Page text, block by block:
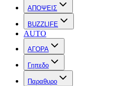
ΑΠΟΨΕΙΣ
BUZZLIFE
AUTO
ΑΓΟΡΑ
Γηπεδο
Παραθυρο